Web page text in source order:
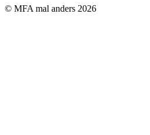
© MFA mal anders 2026